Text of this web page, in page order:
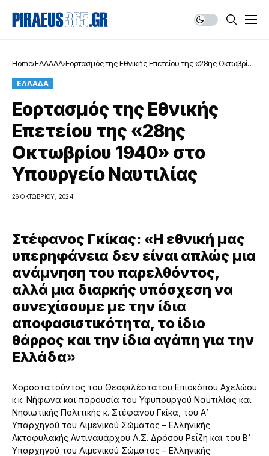
Home ΕΛΛΑΔΑ Εορτασμός της Εθνικής Επετείου της «28ης Οκτωβρίου
ΕΛΛΑΔΑ
Εορτασμός της Εθνικής
Επετείου της «28ης
Οκτωβρίου 1940» στο
Υπουργείο Ναυτιλίας
26 ΟΚΤΩΒΡΊΟΥ, 2024
Στέφανος Γκίκας: «Η εθνική μας
υπερηφάνεια δεν είναι απλώς μια
ανάμνηση του παρελθόντος,
αλλά μια διαρκής υπόσχεση να
συνεχίσουμε με την ίδια
αποφασιστικότητα, το ίδιο
θάρρος και την ίδια αγάπη για την
Ελλάδα»
Χοροστατούντος του Θεοφιλέστατου Επισκόπου Αχελώου
κ.κ. Νήφωνα και παρουσία του Υφυπουργού Ναυτιλίας και
Νησιωτικής Πολιτικής κ. Στέφανου Γκίκα, του Α’
Υπαρχηγού του Λιμενικού Σώματος – Ελληνικής
Ακτοφυλακής Αντιναυάρχου Λ.Σ. Δρόσου Ρεΐζη και του Β’
Υπαρχηγού του Λιμενικού Σώματος – Ελληνικής